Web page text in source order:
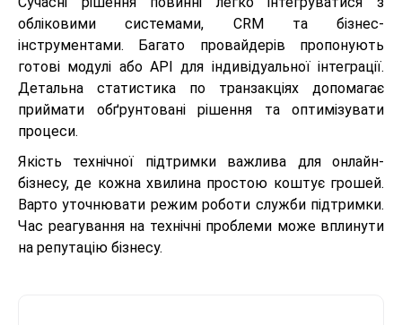
обліковими системами, CRM та бізнес-
інструментами. Багато провайдерів пропонують
готові модулі або API для індивідуальної інтеграції.
Детальна статистика по транзакціях допомагає
приймати обґрунтовані рішення та оптимізувати
процеси.
Якість технічної підтримки важлива для онлайн-
бізнесу, де кожна хвилина простою коштує грошей.
Варто уточнювати режим роботи служби підтримки.
Час реагування на технічні проблеми може вплинути
на репутацію бізнесу.